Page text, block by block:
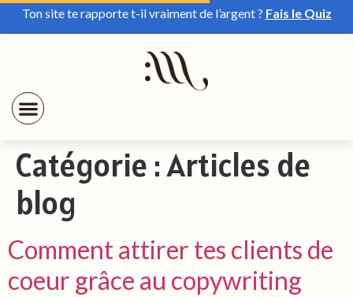
Ton site te rapporte t-il vraiment de l’argent ? Fais le Quiz
Catégorie :Articles de
blog
Comment attirer tes clients de
coeur grâce au copywriting